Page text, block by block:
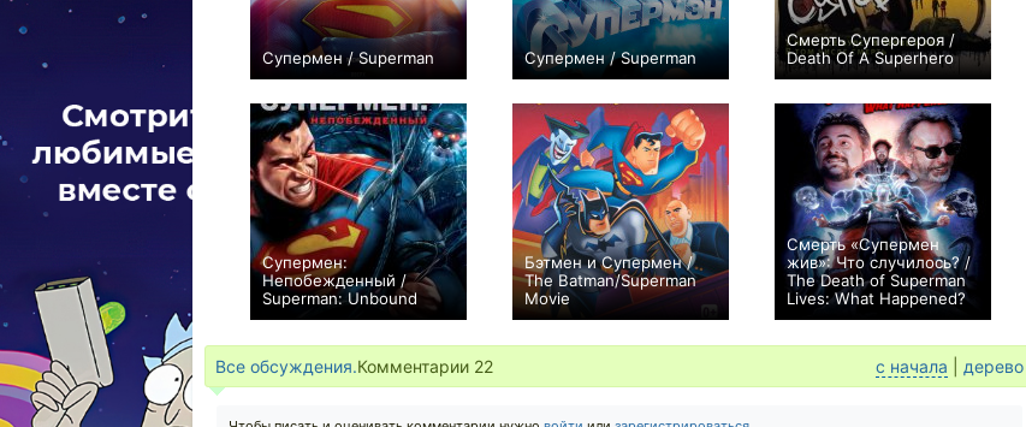
Супермен / Superman
+127
Супермен / Superman
0
Смерть Супергероя /
Death Of A Superhero
+5
Супермен:
Непобежденный /
Superman: Unbound
+5
Бэтмен и Супермен /
The Batman/Superman
Movie
+3
Смерть «Супермен
жив»: Что случилось? /
The Death of Superman
Lives: What Happened?
+3
Все обсуждения.Комментарии 22 с начала дерево